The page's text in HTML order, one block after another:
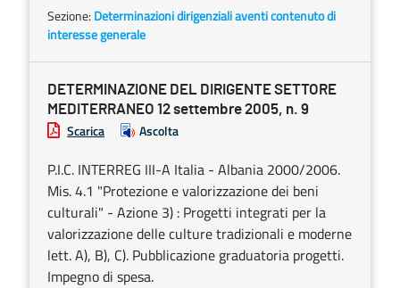
Sezione: Determinazioni dirigenziali aventi contenuto di
interesse generale
DETERMINAZIONE DEL DIRIGENTE SETTORE
MEDITERRANEO 12 settembre 2005, n. 9
Scarica Ascolta
P.I.C. INTERREG III-A Italia - Albania 2000/2006.
Mis. 4.1 "Protezione e valorizzazione dei beni
culturali" - Azione 3) : Progetti integrati per la
valorizzazione delle culture tradizionali e moderne
lett. A), B), C). Pubblicazione graduatoria progetti.
Impegno di spesa.